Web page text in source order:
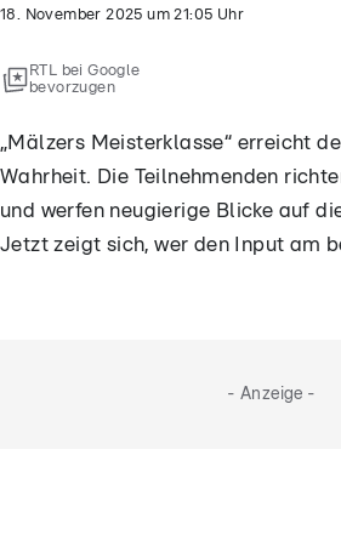
18. November 2025 um 21:05 Uhr
RTL bei Google
bevorzugen
„Mälzers Meisterklasse“ erreicht
Wahrheit. Die Teilnehmenden
und werfen neugierige Blicke auf
Jetzt zeigt sich, wer den Input am
- Anzeige -